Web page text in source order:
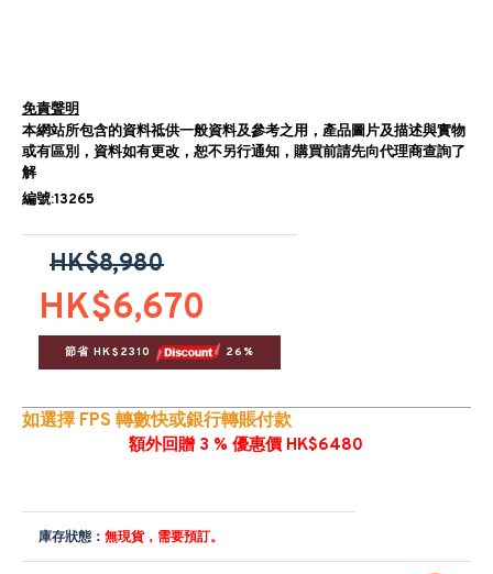
免責聲明
本網站所包含的資料祗供一般資料及參考之用，產品圖片及描述與實物
或有區別，資料如有更改，恕不另行通知，購買前請先向代理商查詢了
解
編號:13265
HK$6,670
HK$8,980
節省 HK$2310 26%
如選擇 FPS 轉數快或銀行轉賬付款
額外回贈 3 % 優惠價 HK$6480
庫存狀態： 無現貨，需要預訂。